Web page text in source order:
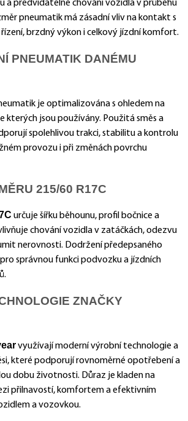
a předvídatelné chování vozidla v průběhu
pneumatik má zásadní vliv na kontakt s
brzdný výkon i celkový jízdní komfort.
PNEUMATIK DANÉMU
je optimalizována s ohledem na
kterých jsou používány. Použitá směs a
spolehlivou trakci, stabilitu a kontrolu
provozu i při změnách povrchu
215/60 R17C
určuje šířku běhounu, profil bočnice a
chování vozidla v zatáčkách, odezvu
nerovnosti. Dodržení předepsaného
správnou funkci podvozku a jízdních
ZNAČKY
využívají moderní výrobní technologie a
které podporují rovnoměrné opotřebení a
dobu životnosti. Důraz je kladen na
přilnavostí, komfortem a efektivním
a vozovkou.